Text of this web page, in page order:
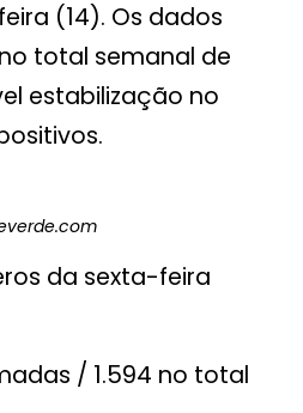
(14). Os dados
total semanal de
estabilização no
da sexta-feira
/ 1.594 no total